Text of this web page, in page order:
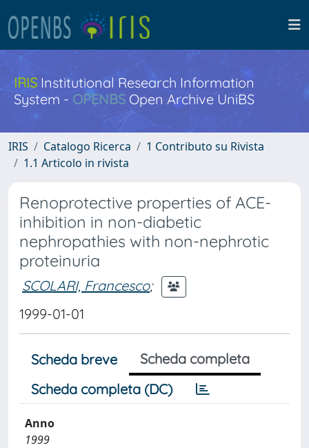
IRISInstitutional Research Information
System - OPENBS Open Archive UniBS
IRIS Catalogo Ricerca
1 Contributo su Rivista
1.1 Articolo in rivista
Renoprotective properties of ACE-
inhibition in non-diabetic
nephropathies with non-nephrotic
proteinuria
SCOLARI, Francesco;
1999-01-01
Scheda breve
Scheda completa
Scheda completa (DC)
Anno
1999